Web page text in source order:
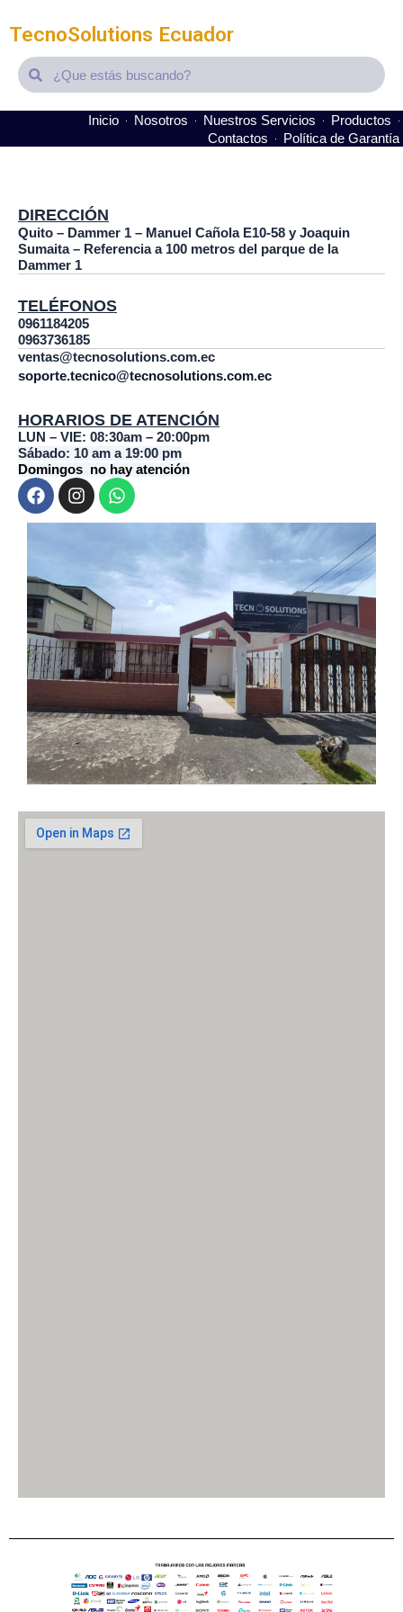
TecnoSolutions Ecuador
SearchSearch
Inicio Nosotros Nuestros Servicios
Productos
Contactos
Política de Garantía
DIRECCIÓN
Quito – Dammer 1 – Manuel Cañola E10-58 y Joaquin
Sumaita – Referencia a 100 metros del parque de la
Dammer 1
TELÉFONOS
0961184205
0963736185
ventas@tecnosolutions.com.ec
soporte.tecnico@tecnosolutions.com.ec
HORARIOS DE ATENCIÓN
LUN – VIE: 08:30am – 20:00pm
Sábado: 10 am a 19:00 pm
Domingos no hay atención
F
a
c
o
o
k
I
n
s
r
a
m
W
h
a
a